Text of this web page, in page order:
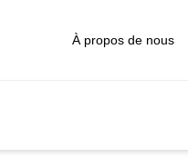
À propos de nous